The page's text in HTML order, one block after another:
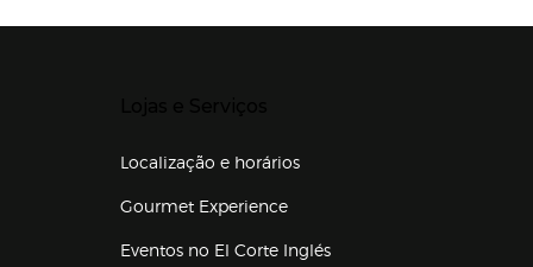
Localização e horários
Gourmet Experience
Eventos no El Corte Inglés